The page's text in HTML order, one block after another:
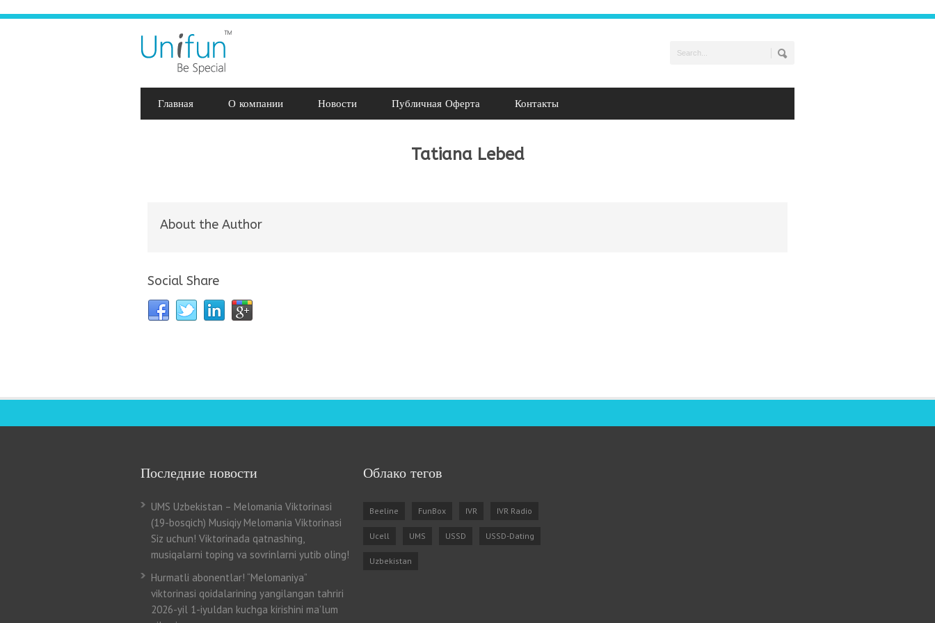
Главная О компании Новости Публичная Оферта Контакты
Tatiana Lebed
About the Author
Social Share
Последние новости
UMS Uzbekistan – Melomania Viktorinasi
(19-bosqich) Musiqiy Melomania Viktorinasi
Siz uchun! Viktorinada qatnashing,
musiqalarni toping va sovrinlarni yutib oling!
Hurmatli abonentlar! “Melomaniya”
viktorinasi qoidalarining yangilangan tahriri
2026-yil 1-iyuldan kuchga kirishini ma’lum
Облако тегов
Beeline FunBox IVR IVR Radio
Ucell UMS USSD USSD-Dating
Uzbekistan